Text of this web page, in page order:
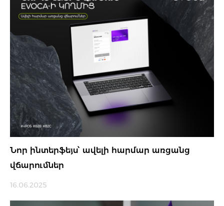
Նոր ինտերֆեյս՝ ավելի հարմար առցանց
վճարումներ
16.06.2025